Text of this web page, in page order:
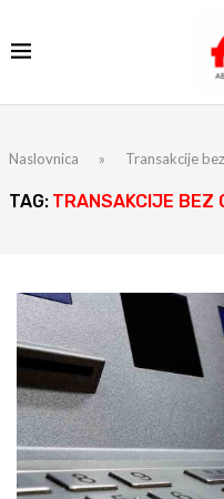
Naslovnica » Transakcije
TAG: TRANSAKCIJE BEZ